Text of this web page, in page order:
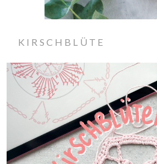
KIRSCHBLÜTE